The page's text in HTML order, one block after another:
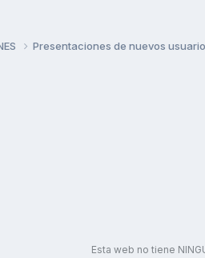
Presentaciones de nuevos
Esta web no tiene